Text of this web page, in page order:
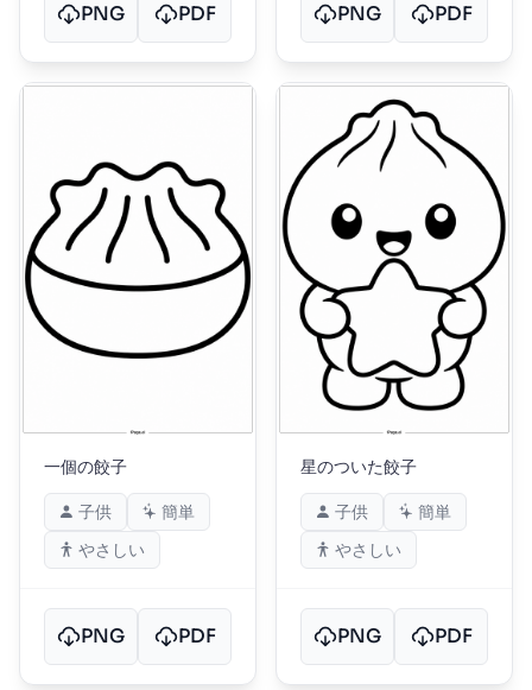
PNG PDF PNG PDF
一個の餃子
子供
簡単
やさしい
PNG PDF
星のついた餃子
子供
簡単
やさしい
PNG PDF